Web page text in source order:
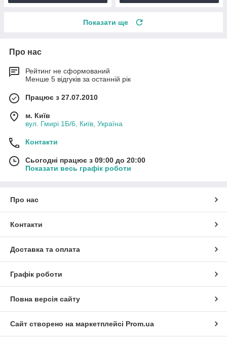
Показати ще
Про нас
Рейтинг не сформований
Менше 5 відгуків за останній рік
Працює з 27.07.2010
м. Київ
вул. Гмирі 1Б/6, Київ, Україна
Контакти
Сьогодні працює з 09:00 до 20:00
Показати весь графік роботи
Про нас
Контакти
Доставка та оплата
Графік роботи
Повна версія сайту
Сайт створено на маркетплейсі Prom.ua